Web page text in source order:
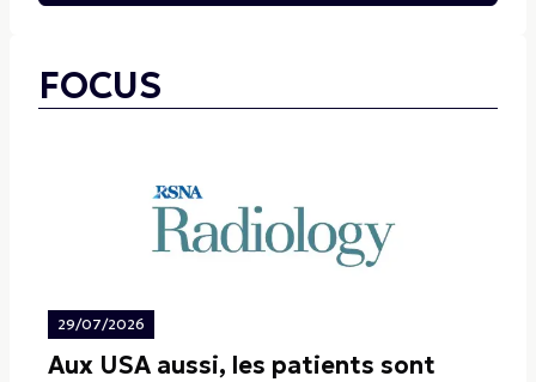
FOCUS
29/07/2026
Aux USA aussi, les patients sont